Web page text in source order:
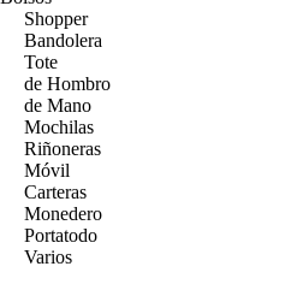
Shopper
Bandolera
Tote
de Hombro
de Mano
Mochilas
Riñoneras
Móvil
Carteras
Monedero
Portatodo
Varios